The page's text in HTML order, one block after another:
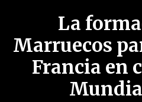
La
Marruecos
Francia en